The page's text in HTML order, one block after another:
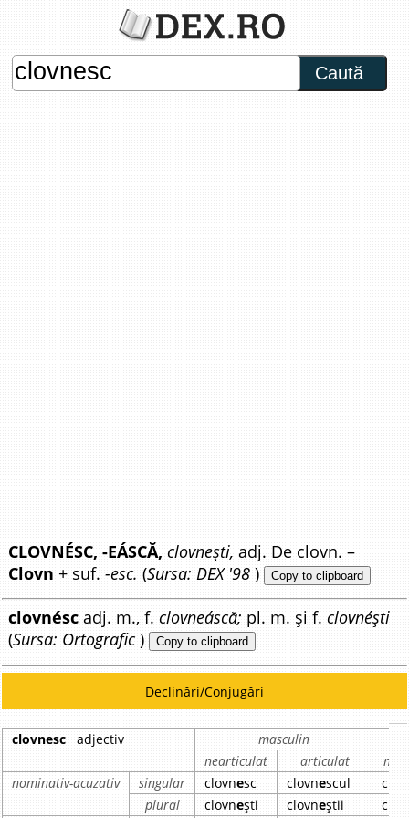
Caută
CLOVNÉSC, -EÁSCĂ, clovnești, adj. De clovn. –
Clovn + suf.-esc. (Sursa: DEX '98 ) Copy to clipboard
clovnéscadj. m., f.clovneáscă; pl. m. și f.clovnéști
(Sursa: Ortografic ) Copy to clipboard
Declinări/Conjugări
clovnesc adjectiv
masculin
nearticulat
articulat
nominativ-acuzativ
singular clovnesc clovnescul
plural
clovnești clovneștii